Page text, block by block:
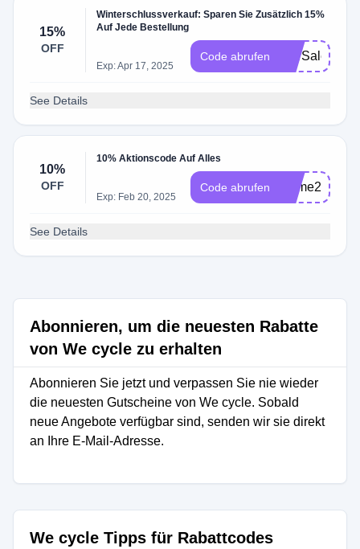
15%
OFF
Winterschlussverkauf: Sparen Sie Zusätzlich 15%
Auf Jede Bestellung
Exp: Apr 17, 2025
Code abrufen nterSale25
See Details
10%
OFF
10% Aktionscode Auf Alles
Exp: Feb 20, 2025
Code abrufen lcome22
See Details
Abonnieren, um die neuesten Rabatte
von We cycle zu erhalten
Abonnieren Sie jetzt und verpassen Sie nie wieder
die neuesten Gutscheine von We cycle. Sobald
neue Angebote verfügbar sind, senden wir sie direkt
an Ihre E-Mail-Adresse.
We cycle Tipps für Rabattcodes